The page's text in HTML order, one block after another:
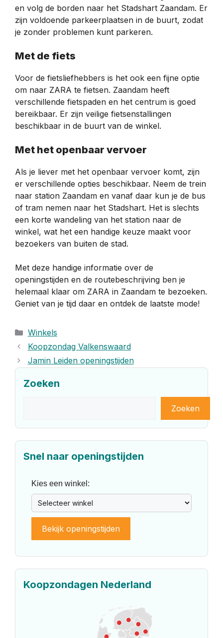
en volg de borden naar het Stadshart Zaandam. Er
zijn voldoende parkeerplaatsen in de buurt, zodat
je zonder problemen kunt parkeren.
Met de fiets
Voor de fietsliefhebbers is het ook een fijne optie
om naar ZARA te fietsen. Zaandam heeft
verschillende fietspaden en het centrum is goed
bereikbaar. Er zijn veilige fietsenstallingen
beschikbaar in de buurt van de winkel.
Met het openbaar vervoer
Als je liever met het openbaar vervoer komt, zijn
er verschillende opties beschikbaar. Neem de trein
naar station Zaandam en vanaf daar kun je de bus
of tram nemen naar het Stadshart. Het is slechts
een korte wandeling van het station naar de
winkel, wat het een handige keuze maakt voor
bezoekers van buiten de stad.
Met deze handige informatie over de
openingstijden en de routebeschrijving ben je
helemaal klaar om ZARA in Zaandam te bezoeken.
Geniet van je tijd daar en ontdek de laatste mode!
Categorieën
Winkels
Koopzondag Valkenswaard
Jamin Leiden openingstijden
Zoeken
Zoeken
Snel naar openingstijden
Kies een winkel:
Bekijk openingstijden
Koopzondagen Nederland